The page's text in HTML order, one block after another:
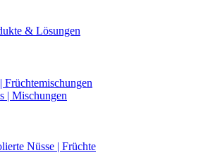
& Lösungen
Früchtemischungen
| Mischungen
Nüsse | Früchte